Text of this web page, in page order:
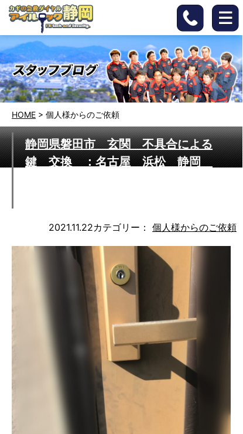
HOME > 個人様からのご依頼
静岡県磐田市 玄関 不具合による
鍵 交換 ：名古屋 浜松 静岡
2021.11.22カテゴリー： 個人様からのご依頼